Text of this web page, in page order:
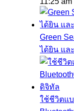
Green
ได้ยิน แล
ใช้ชีวิตแบ